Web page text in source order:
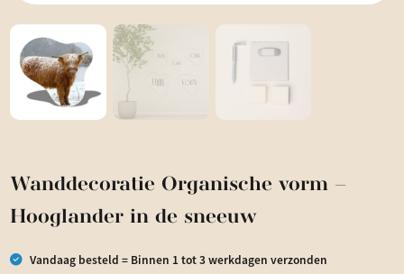
Wanddecoratie Organische vorm –
Hooglander in de sneeuw
Vandaag besteld = Binnen 1 tot 3 werkdagen verzonden